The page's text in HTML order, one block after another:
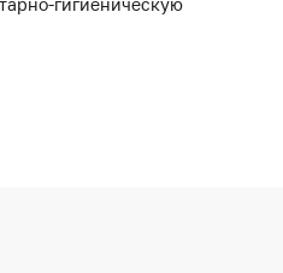
гигиеническую